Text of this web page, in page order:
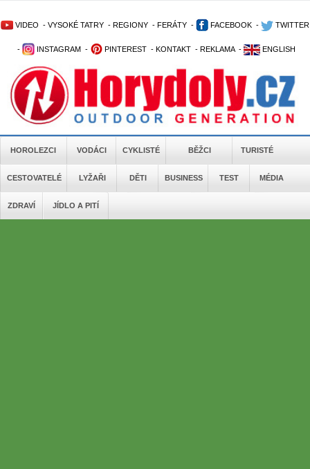
VIDEO - VYSOKÉ TATRY - REGIONY - FERÁTY - FACEBOOK - TWITTER
- INSTAGRAM - PINTEREST - KONTAKT - REKLAMA - ENGLISH
HOROLEZCI VODÁCI CYKLISTÉ BĚŽCI TURISTÉ
CESTOVATELÉ LYŽAŘI DĚTI BUSINESS TEST MÉDIA
ZDRAVÍ JÍDLO A PITÍ